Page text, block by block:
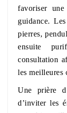
favoriser
guidance.
pierres,
ensuite
consultation
les meilleures
Une prière
d’inviter les